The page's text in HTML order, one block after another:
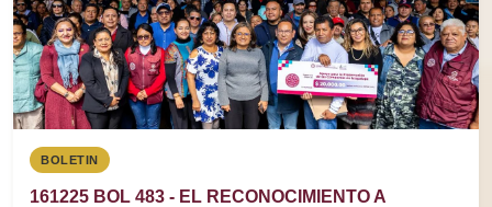
BOLETIN
161225 BOL 483 - EL RECONOCIMIENTO A